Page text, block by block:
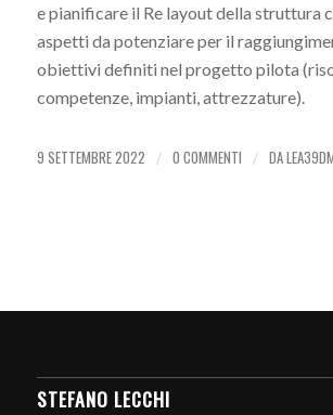
e pianificare il Re layout della struttura
aspetti da potenziare per il
obiettivi definiti nel progetto pilota
competenze, impianti, attrezzature).
9 SETTEMBRE 2022 / 0 COMMENTI / DA
STEFANO LECCHI